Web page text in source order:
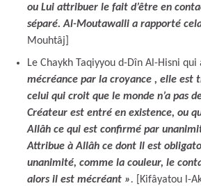
ou Lui attribuer le fait d’être en
séparé. Al-Moutawalli a rapporté
Mouhtâj]
Le Chaykh Taqiyyou d-Dîn Al-Hisni qui
mécréance par la croyance , elle est
celui qui croit que le monde n’a pas
Créateur est entré en existence, ou
Allâh ce qui est confirmé par
Attribue à Allâh ce dont Il est
unanimité, comme la couleur, le
alors il est mécréant ». [Kifâyatou l-